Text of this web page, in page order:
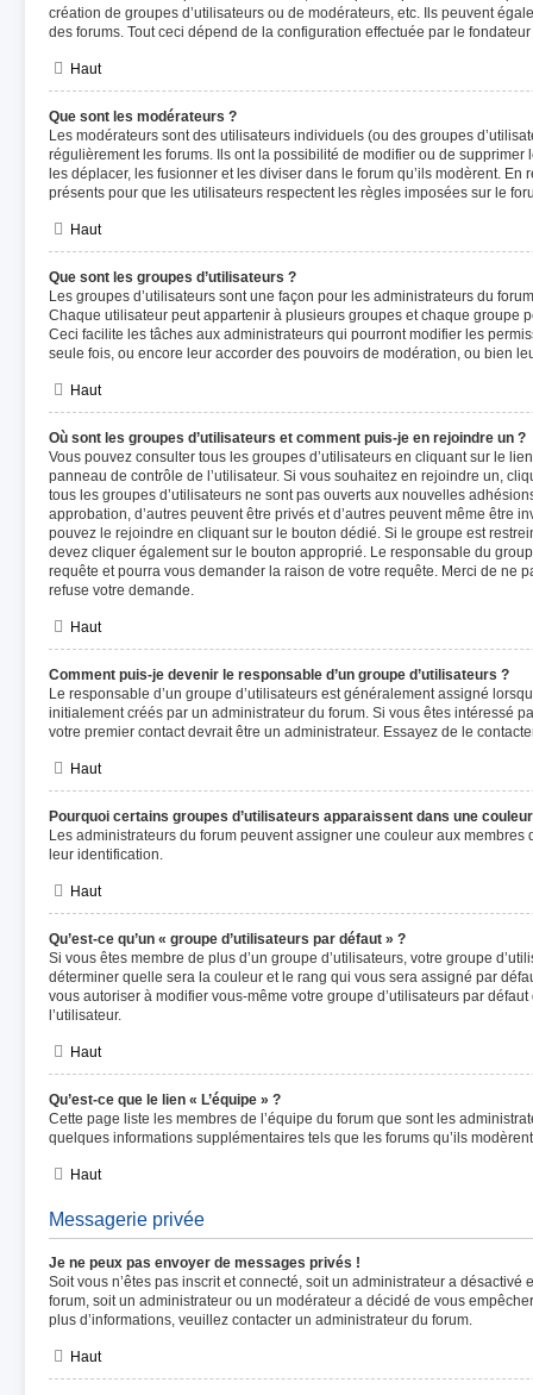
création de groupes d’utilisateurs ou de modérateurs, etc. Ils peuvent
des forums. Tout ceci dépend de la configuration effectuée par le
Haut
Que sont les modérateurs ?
Les modérateurs sont des utilisateurs individuels (ou des groupes
régulièrement les forums. Ils ont la possibilité de modifier ou de supprimer
les déplacer, les fusionner et les diviser dans le forum qu’ils modèrent.
présents pour que les utilisateurs respectent les règles imposées sur le
Haut
Que sont les groupes d’utilisateurs ?
Les groupes d’utilisateurs sont une façon pour les administrateurs du
Chaque utilisateur peut appartenir à plusieurs groupes et chaque groupe
Ceci facilite les tâches aux administrateurs qui pourront modifier les
seule fois, ou encore leur accorder des pouvoirs de modération, ou bien
Haut
Où sont les groupes d’utilisateurs et comment puis-je en rejoindre un ?
Vous pouvez consulter tous les groupes d’utilisateurs en cliquant sur le
panneau de contrôle de l’utilisateur. Si vous souhaitez en rejoindre un,
tous les groupes d’utilisateurs ne sont pas ouverts aux nouvelles
approbation, d’autres peuvent être privés et d’autres peuvent même être
pouvez le rejoindre en cliquant sur le bouton dédié. Si le groupe est
devez cliquer également sur le bouton approprié. Le responsable du
requête et pourra vous demander la raison de votre requête. Merci de ne
refuse votre demande.
Haut
Comment puis-je devenir le responsable d’un groupe d’utilisateurs ?
Le responsable d’un groupe d’utilisateurs est généralement assigné
initialement créés par un administrateur du forum. Si vous êtes intéressé
votre premier contact devrait être un administrateur. Essayez de le
Haut
Pourquoi certains groupes d’utilisateurs apparaissent dans une
Les administrateurs du forum peuvent assigner une couleur aux membres
leur identification.
Haut
Qu’est-ce qu’un « groupe d’utilisateurs par défaut » ?
Si vous êtes membre de plus d’un groupe d’utilisateurs, votre groupe
déterminer quelle sera la couleur et le rang qui vous sera assigné par
vous autoriser à modifier vous-même votre groupe d’utilisateurs par
l’utilisateur.
Haut
Qu’est-ce que le lien « L’équipe » ?
Cette page liste les membres de l’équipe du forum que sont les
quelques informations supplémentaires tels que les forums qu’ils
Haut
Messagerie privée
Je ne peux pas envoyer de messages privés !
Soit vous n’êtes pas inscrit et connecté, soit un administrateur a
forum, soit un administrateur ou un modérateur a décidé de vous
plus d’informations, veuillez contacter un administrateur du forum.
Haut